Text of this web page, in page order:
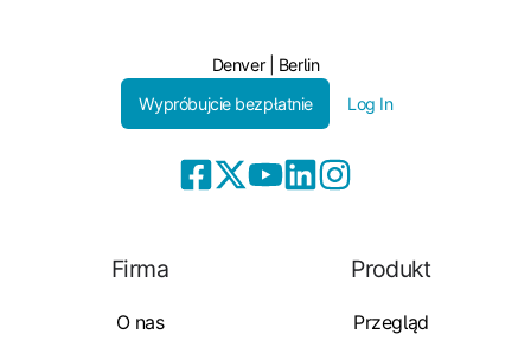
Denver | Berlin
Wypróbujcie bezpłatnie
Log In
Firma
O nas
Produkt
Przegląd